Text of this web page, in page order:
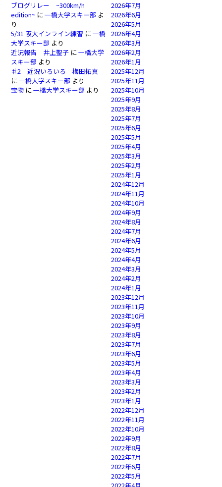
ブログリレー ~300km/h
edition~ に一橋大学スキー部 よ
り
5/31 阪大インライン練習 に一橋
大学スキー部 より
近況報告 井上聖子 に一橋大学
スキー部 より
♯2 近況いろいろ 梅田拓真
に一橋大学スキー部 より
宝物 に一橋大学スキー部 より
2026年7月
2026年6月
2026年5月
2026年4月
2026年3月
2026年2月
2026年1月
2025年12月
2025年11月
2025年10月
2025年9月
2025年8月
2025年7月
2025年6月
2025年5月
2025年4月
2025年3月
2025年2月
2025年1月
2024年12月
2024年11月
2024年10月
2024年9月
2024年8月
2024年7月
2024年6月
2024年5月
2024年4月
2024年3月
2024年2月
2024年1月
2023年12月
2023年11月
2023年10月
2023年9月
2023年8月
2023年7月
2023年6月
2023年5月
2023年4月
2023年3月
2023年2月
2023年1月
2022年12月
2022年11月
2022年10月
2022年9月
2022年8月
2022年7月
2022年6月
2022年5月